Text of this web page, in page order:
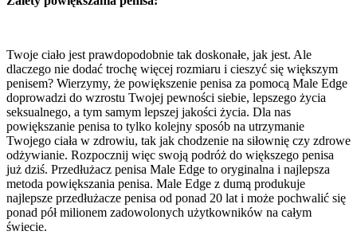
Twoje ciało jest prawdopodobnie tak doskonałe, jak jest. Ale
dlaczego nie dodać trochę więcej rozmiaru i cieszyć się większym
penisem? Wierzymy, że powiększenie penisa za pomocą Male Edge
doprowadzi do wzrostu Twojej pewności siebie, lepszego życia
seksualnego, a tym samym lepszej jakości życia. Dla nas
powiększanie penisa to tylko kolejny sposób na utrzymanie
Twojego ciała w zdrowiu, tak jak chodzenie na siłownię czy zdrowe
odżywianie. Rozpocznij więc swoją podróż do większego penisa
już dziś. Przedłużacz penisa Male Edge to oryginalna i najlepsza
metoda powiększania penisa. Male Edge z dumą produkuje
najlepsze przedłużacze penisa od ponad 20 lat i może pochwalić się
ponad pół milionem zadowolonych użytkowników na całym
świecie.